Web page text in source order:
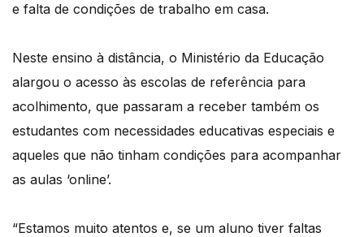
e falta de condições de trabalho em casa.
Neste ensino à distância, o Ministério da Educação
alargou o acesso às escolas de referência para
acolhimento, que passaram a receber também os
estudantes com necessidades educativas especiais e
aqueles que não tinham condições para acompanhar
as aulas ‘online’.
“Estamos muito atentos e, se um aluno tiver faltas